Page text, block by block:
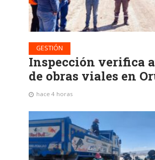
GESTIÓN
Inspección verifica
de obras viales en
hace 4 horas